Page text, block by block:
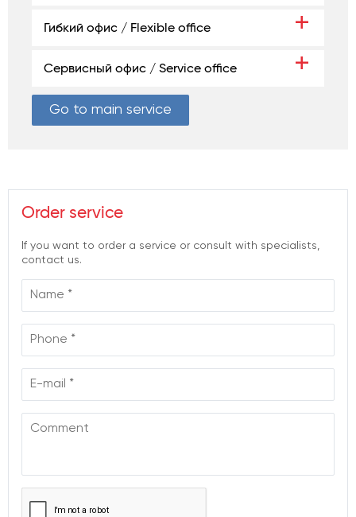
Гибкий офис / Flexible office
Сервисный офис / Service office
Go to main service
Order service
If you want to order a service or consult with specialists,
contact us.